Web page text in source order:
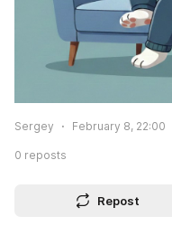
Sergey February 8, 22:00
0 reposts
Repost